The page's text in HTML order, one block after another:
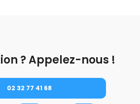
? Appelez-nous !
02 32 77 41 68